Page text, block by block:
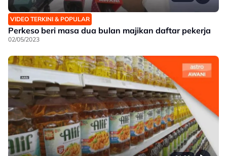
VIDEO TERKINI & POPULAR
Perkeso beri masa dua bulan majikan daftar pekerja
02/05/2023